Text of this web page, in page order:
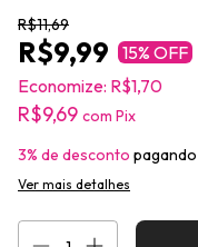
R$11,69
R$9,99 15% OFF
Economize: R$1,70
R$9,69 com Pix
3% de desconto
Ver mais detalhes